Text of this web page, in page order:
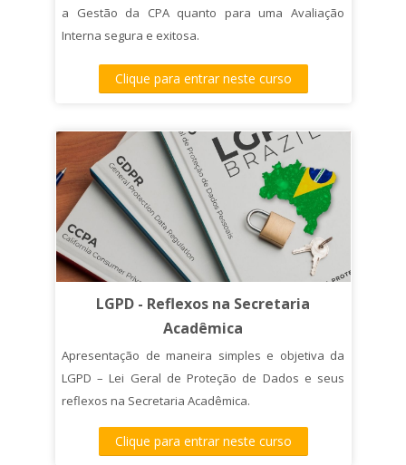
a Gestão da CPA quanto para uma Avaliação
Interna segura e exitosa.
Clique para entrar neste curso
LGPD - Reflexos na Secretaria
Acadêmica
Apresentação de maneira simples e objetiva da
LGPD – Lei Geral de Proteção de Dados e seus
reflexos na Secretaria Acadêmica.
Clique para entrar neste curso